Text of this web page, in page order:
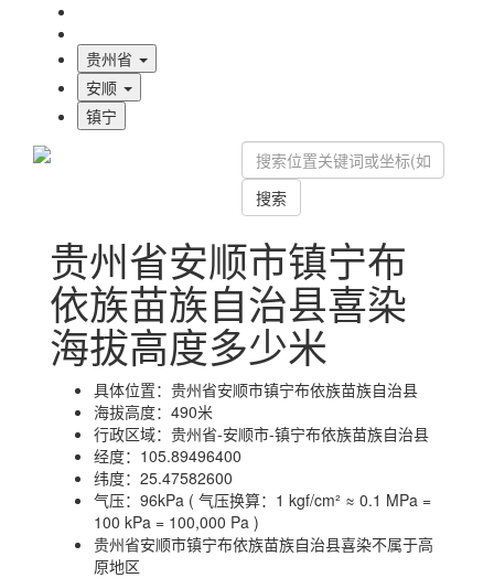
贵州省
安顺
镇宁
搜索
贵州省安顺市镇宁布
依族苗族自治县喜染
海拔高度多少米
具体位置： 贵州省安顺市镇宁布依族苗族自治县
海拔高度： 490米
行政区域： 贵州省-安顺市-镇宁布依族苗族自治县
经度： 105.89496400
纬度： 25.47582600
气压： 96kPa ( 气压换算：1 kgf/cm² ≈ 0.1 MPa =
100 kPa = 100,000 Pa )
贵州省安顺市镇宁布依族苗族自治县喜染不属于高
原地区